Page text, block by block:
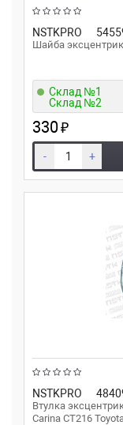
NSTKPRO
Шайба
Склад №1
Склад №2
330₽
- +
NSTKPRO
Втулка
Carina CT216